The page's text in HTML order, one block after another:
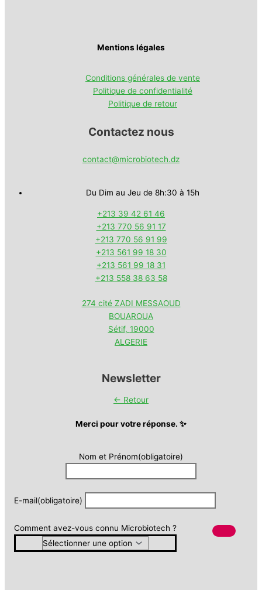
Mentions légales
Conditions générales de vente
Politique de confidentialité
Politique de retour
Contactez nous
contact@microbiotech.dz
Du Dim au Jeu de 8h:30 à 15h
+213 39 42 61 46
+213 770 56 91 17
+213 770 56 91 99
+213 561 99 18 30
+213 561 99 18 31
+213 558 38 63 58
274 cité ZADI MESSAOUD
BOUAROUA
Sétif, 19000
ALGERIE
Newsletter
← Retour
Merci pour votre réponse. ✨
Nom et Prénom(obligatoire)
E-mail(obligatoire)
Comment avez-vous connu Microbiotech ?